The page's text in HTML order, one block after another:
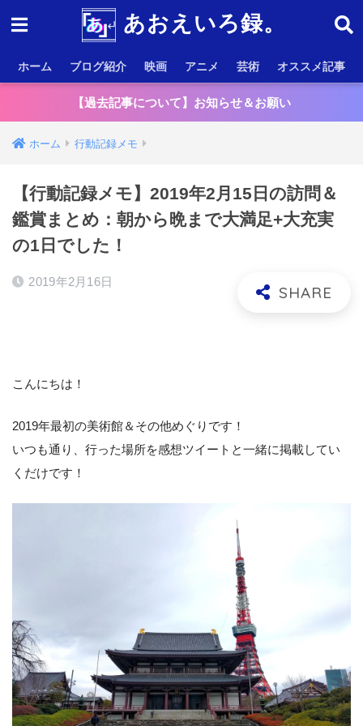
あおえいろ録。
ホーム ブログ紹介 映画 アニメ 芸術 オススメ記事
【過去記事について】お知らせ＆お願い
ホーム 行動記録メモ
【行動記録メモ】2019年2月15日の訪問＆
鑑賞まとめ：朝から晩まで大満足+大充実
の1日でした！
2019年2月16日
こんにちは！
2019年最初の美術館＆その他めぐりです！
いつも通り、行った場所を感想ツイートと一緒に掲載してい
くだけです！